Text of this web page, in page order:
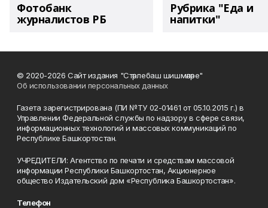
Фотобанк
журналистов РБ
Рубрика "Еда и
напитки"
© 2020-2026 Сайт издания "Стәрлебаш шишмәләре"
Об использовании персональных данных
Газета зарегистрирована (ПИ №ТУ 02-01461 от 05.10.2015 г.) в
Управлении Федеральной службы по надзору в сфере связи,
информационных технологий и массовых коммуникаций по
Республике Башкортостан.
УЧРЕДИТЕЛИ: Агентство по печати и средствам массовой
информации Республики Башкортостан, Акционерное
общество Издательский дом «Республика Башкортостан».
Телефон